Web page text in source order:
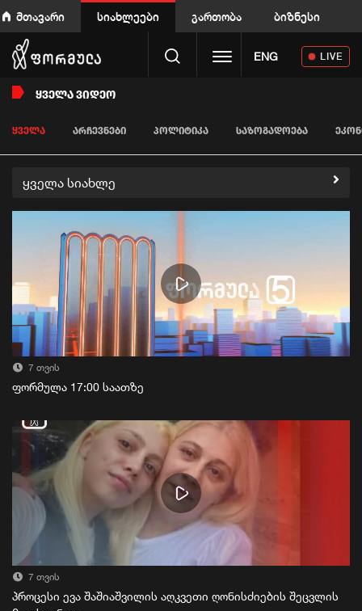
მთავარი სიახლეები გართობა ბიზნესი
Toggle navigation
ENG LIVE
ᲧᲕᲔᲚᲐ ᲕᲘᲓᲔᲝ
ᲧᲕᲔᲚᲐ ᲐᲠᲩᲔᲕᲜᲔᲑᲘ ᲞᲝᲚᲘᲢᲘᲙᲐ ᲡᲐᲖᲝᲒᲐᲓᲝᲔᲑᲐ
ყველა სიახლე
7 თვის
ფორმულა 17:00 საათზე
7 თვის
პროცესი ევა შაშიაშვილის აღკვეთი ღონისძიების შეცვლის